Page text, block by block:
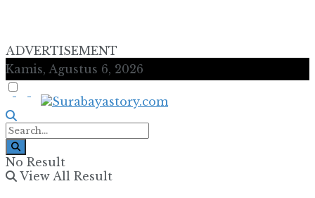
ADVERTISEMENT
Kamis, Agustus 6, 2026
No Result
View All Result